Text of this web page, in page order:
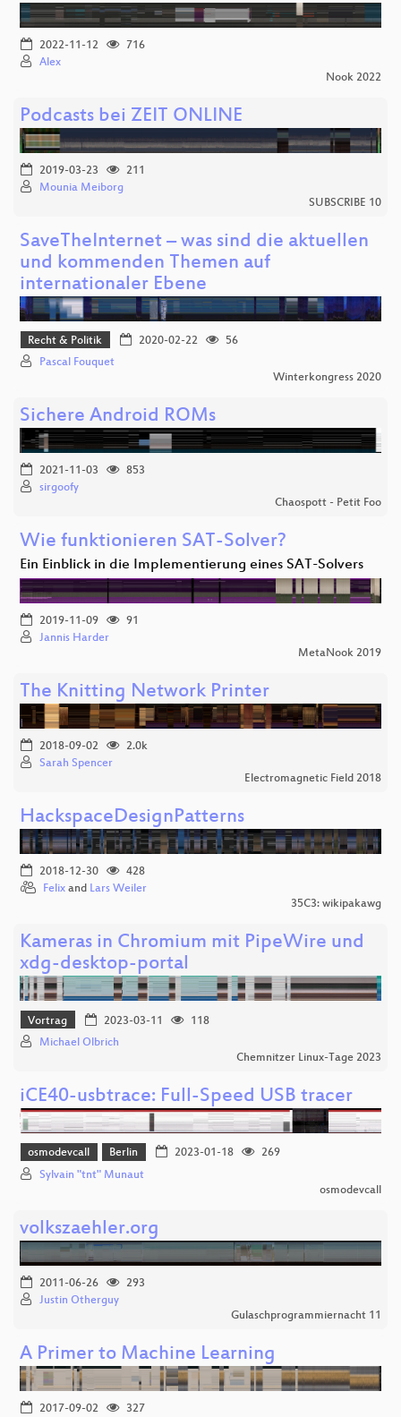
2022-11-12
716
Alex
Nook 2022
Podcasts bei ZEIT ONLINE
2019-03-23
211
Mounia Meiborg
SUBSCRIBE 10
SaveTheInternet – was sind die aktuellen
und kommenden Themen auf
internationaler Ebene
Recht & Politik 2020-02-22
56
Pascal Fouquet
Winterkongress 2020
Sichere Android ROMs
2021-11-03
853
sirgoofy
Chaospott - Petit Foo
Wie funktionieren SAT-Solver?
Ein Einblick in die Implementierung eines SAT-Solvers
2019-11-09
91
Jannis Harder
MetaNook 2019
The Knitting Network Printer
2018-09-02
2.0k
Sarah Spencer
Electromagnetic Field 2018
HackspaceDesignPatterns
2018-12-30
428
Felix and Lars Weiler
35C3: wikipakawg
Kameras in Chromium mit PipeWire und
xdg-desktop-portal
Vortrag 2023-03-11
118
Michael Olbrich
Chemnitzer Linux-Tage 2023
iCE40-usbtrace: Full-Speed USB tracer
osmodevcall Berlin 2023-01-18
269
Sylvain "tnt" Munaut
osmodevcall
volkszaehler.org
2011-06-26
293
Justin Otherguy
Gulaschprogrammiernacht 11
A Primer to Machine Learning
2017-09-02 327